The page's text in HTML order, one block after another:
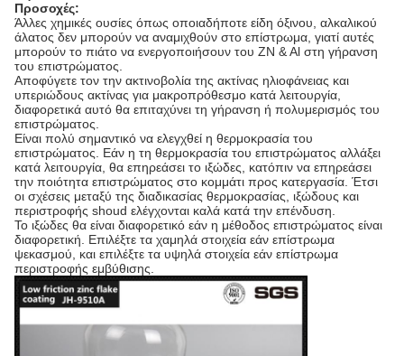
Προσοχές:
Άλλες χημικές ουσίες όπως οποιαδήποτε είδη όξινου, αλκαλικού
άλατος δεν μπορούν να αναμιχθούν στο επίστρωμα, γιατί αυτές
μπορούν το πιάτο να ενεργοποιήσουν του ZN & Al στη γήρανση
του επιστρώματος.
Αποφύγετε τον την ακτινοβολία της ακτίνας ηλιοφάνειας και
υπεριώδους ακτίνας για μακροπρόθεσμο κατά λειτουργία,
διαφορετικά αυτό θα επιταχύνει τη γήρανση ή πολυμερισμός του
επιστρώματος.
Είναι πολύ σημαντικό να ελεγχθεί η θερμοκρασία του
επιστρώματος. Εάν η τη θερμοκρασία του επιστρώματος αλλάξει
κατά λειτουργία, θα επηρεάσει το ιξώδες, κατόπιν να επηρεάσει
την ποιότητα επιστρώματος στο κομμάτι προς κατεργασία. Έτσι
οι σχέσεις μεταξύ της διαδικασίας θερμοκρασίας, ιξώδους και
περιστροφής shoud ελέγχονται καλά κατά την επένδυση.
Το ιξώδες θα είναι διαφορετικό εάν η μέθοδος επιστρώματος είναι
διαφορετική. Επιλέξτε τα χαμηλά στοιχεία εάν επίστρωμα
ψεκασμού, και επιλέξτε τα υψηλά στοιχεία εάν επίστρωμα
περιστροφής εμβύθισης.